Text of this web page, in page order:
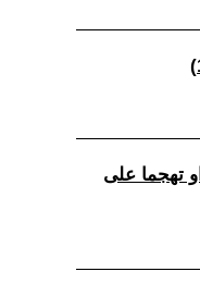
تهجما على